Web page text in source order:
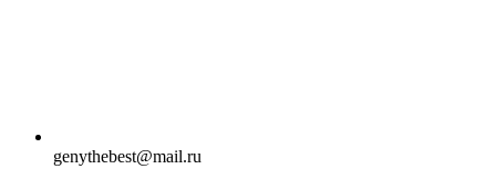
genythebest@mail.ru